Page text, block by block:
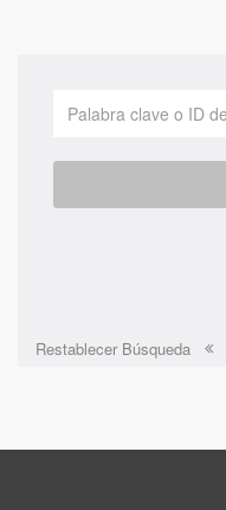
Restablecer Búsqueda